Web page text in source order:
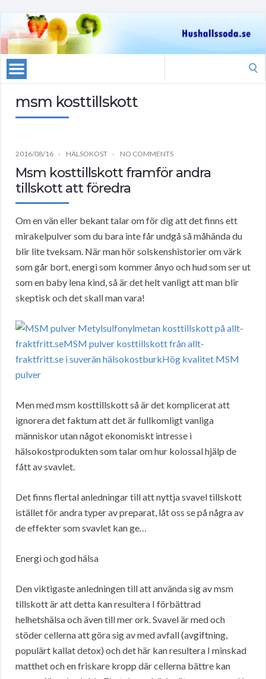
msm kosttillskott
2016/08/16 HÄLSOKOST NO COMMENTS
Msm kosttillskott framför andra
tillskott att föredra
Om en vän eller bekant talar om för dig att det finns ett
mirakelpulver som du bara inte får undgå så måhända du
blir lite tveksam. När man hör solskenshistorier om värk
som går bort, energi som kommer ånyo och hud som ser ut
som en baby lena kind, så är det helt vanligt att man blir
skeptisk och det skall man vara!
Men med msm kosttillskott så är det komplicerat att
ignorera det faktum att det är fullkomligt vanliga
människor utan något ekonomiskt intresse i
hälsokostprodukten som talar om hur kolossal hjälp de
fått av svavlet.
Det finns flertal anledningar till att nyttja svavel tillskott
istället för andra typer av preparat, låt oss se på några av
de effekter som svavlet kan ge…
Energi och god hälsa
Den viktigaste anledningen till att använda sig av msm
tillskott är att detta kan resultera I förbättrad
helhetshälsa och även till mer ork. Svavel är med och
stöder cellerna att göra sig av med avfall (avgiftning,
populärt kallat detox) och det här kan resultera I minskad
matthet och en friskare kropp där cellerna bättre kan